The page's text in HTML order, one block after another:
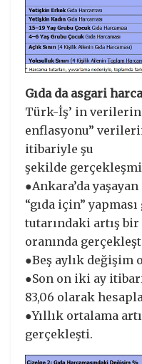
Gıda da asgari
Türk-İş’ in
enflasyonu”
itibariyle şu
şekilde
●Ankara’da
“gıda için”
tutarındaki artış bir
oranında
●Beş aylık değişim
●Son on iki ay
83,06 olarak
●Yıllık ortalama
gerçekleşti.